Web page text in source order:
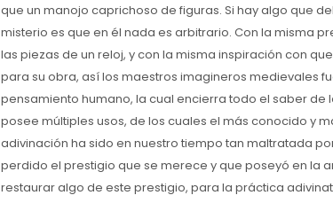
que un manojo caprichoso de figuras. Si hay algo que
misterio es que en él nada es arbitrario. Con la misma
las piezas de un reloj, y con la misma inspiración con
para su obra, así los maestros imagineros medievales
pensamiento humano, la cual encierra todo el saber de
posee múltiples usos, de los cuales el más conocido y
adivinación ha sido en nuestro tiempo tan maltratada
perdido el prestigio que se merece y que poseyó en la
restaurar algo de este prestigio, para la práctica